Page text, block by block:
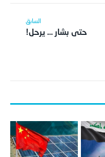
حتى بشار … يرحل!